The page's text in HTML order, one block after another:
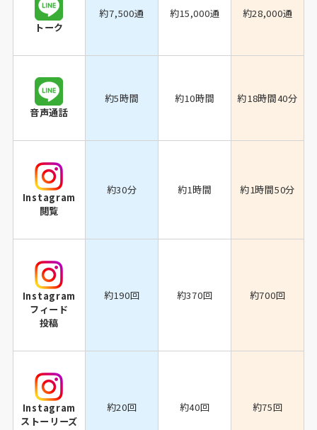
トーク
約7,500通 約15,000通 約28,000通
音声通話
約5時間 約10時間 約18時間40分
Instagram
閲覧
約30分 約1時間 約1時間50分
Instagram
フィード
投稿
約190回 約370回 約700回
Instagram
ストーリーズ
約20回 約40回 約75回